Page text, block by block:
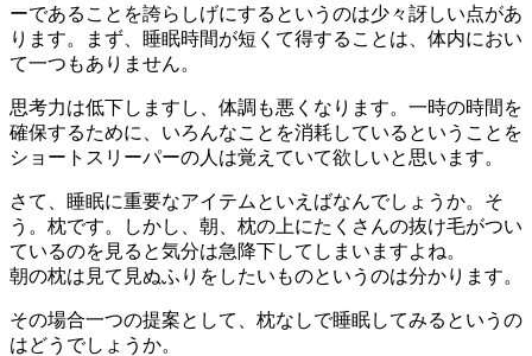
ーであることを誇らしげにするというのは少々訝しい点があ
ります。まず、睡眠時間が短くて得することは、体内におい
て一つもありません。
思考力は低下しますし、体調も悪くなります。一時の時間を
確保するために、いろんなことを消耗しているということを
ショートスリーパーの人は覚えていて欲しいと思います。
さて、睡眠に重要なアイテムといえばなんでしょうか。そ
う。枕です。しかし、朝、枕の上にたくさんの抜け毛がつい
ているのを見ると気分は急降下してしまいますよね。
朝の枕は見て見ぬふりをしたいものというのは分かります。
その場合一つの提案として、枕なしで睡眠してみるというの
はどうでしょうか。